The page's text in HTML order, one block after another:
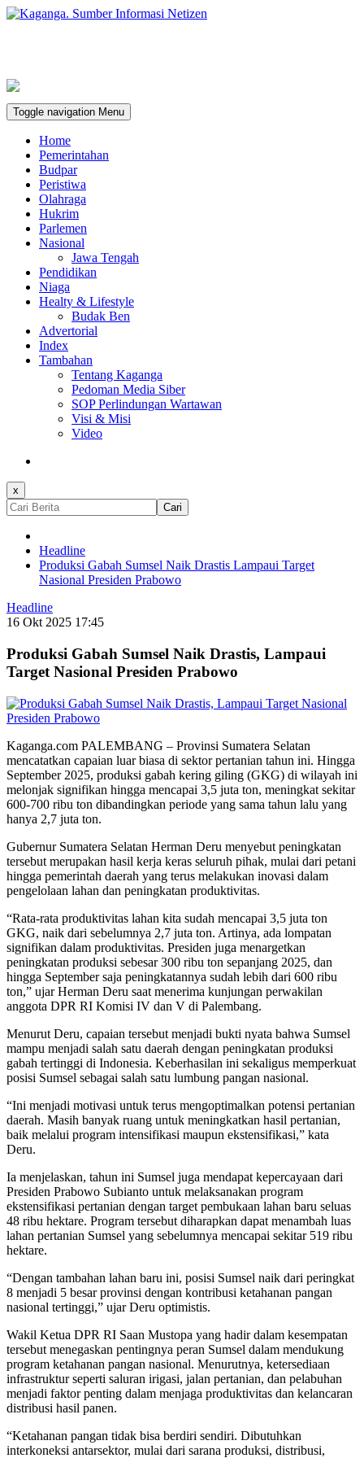
Toggle navigation Menu
Home
Pemerintahan
Budpar
Peristiwa
Olahraga
Hukrim
Parlemen
Nasional
Jawa Tengah
Pendidikan
Niaga
Healty & Lifestyle
Budak Ben
Advertorial
Index
Tambahan
Tentang Kaganga
Pedoman Media Siber
SOP Perlindungan Wartawan
Visi & Misi
Video
x
Cari
Headline
Produksi Gabah Sumsel Naik Drastis Lampaui Target
Nasional Presiden Prabowo
Headline
16 Okt 2025 17:45
Produksi Gabah Sumsel Naik Drastis, Lampaui
Target Nasional Presiden Prabowo
Kaganga.com PALEMBANG – Provinsi Sumatera Selatan
mencatatkan capaian luar biasa di sektor pertanian tahun ini. Hingga
September 2025, produksi gabah kering giling (GKG) di wilayah ini
melonjak signifikan hingga mencapai 3,5 juta ton, meningkat sekitar
600-700 ribu ton dibandingkan periode yang sama tahun lalu yang
hanya 2,7 juta ton.
Gubernur Sumatera Selatan Herman Deru menyebut peningkatan
tersebut merupakan hasil kerja keras seluruh pihak, mulai dari petani
hingga pemerintah daerah yang terus melakukan inovasi dalam
pengelolaan lahan dan peningkatan produktivitas.
“Rata-rata produktivitas lahan kita sudah mencapai 3,5 juta ton
GKG, naik dari sebelumnya 2,7 juta ton. Artinya, ada lompatan
signifikan dalam produktivitas. Presiden juga menargetkan
peningkatan produksi sebesar 300 ribu ton sepanjang 2025, dan
hingga September saja peningkatannya sudah lebih dari 600 ribu
ton,” ujar Herman Deru saat menerima kunjungan perwakilan
anggota DPR RI Komisi IV dan V di Palembang.
Menurut Deru, capaian tersebut menjadi bukti nyata bahwa Sumsel
mampu menjadi salah satu daerah dengan peningkatan produksi
gabah tertinggi di Indonesia. Keberhasilan ini sekaligus memperkuat
posisi Sumsel sebagai salah satu lumbung pangan nasional.
“Ini menjadi motivasi untuk terus mengoptimalkan potensi pertanian
daerah. Masih banyak ruang untuk meningkatkan hasil pertanian,
baik melalui program intensifikasi maupun ekstensifikasi,” kata
Deru.
Ia menjelaskan, tahun ini Sumsel juga mendapat kepercayaan dari
Presiden Prabowo Subianto untuk melaksanakan program
ekstensifikasi pertanian dengan target pembukaan lahan baru seluas
48 ribu hektare. Program tersebut diharapkan dapat menambah luas
lahan pertanian Sumsel yang sebelumnya mencapai sekitar 519 ribu
hektare.
“Dengan tambahan lahan baru ini, posisi Sumsel naik dari peringkat
8 menjadi 5 besar provinsi dengan kontribusi ketahanan pangan
nasional tertinggi,” ujar Deru optimistis.
Wakil Ketua DPR RI Saan Mustopa yang hadir dalam kesempatan
tersebut menegaskan pentingnya peran Sumsel dalam mendukung
program ketahanan pangan nasional. Menurutnya, ketersediaan
infrastruktur seperti saluran irigasi, jalan pertanian, dan pelabuhan
menjadi faktor penting dalam menjaga produktivitas dan kelancaran
distribusi hasil panen.
“Ketahanan pangan tidak bisa berdiri sendiri. Dibutuhkan
interkoneksi antarsektor, mulai dari sarana produksi, distribusi,